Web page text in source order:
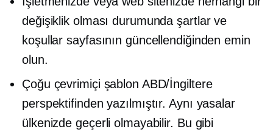
değişiklik olması durumunda şartlar ve
koşullar sayfasının güncellendiğinden emin
olun.
Çoğu çevrimiçi şablon ABD/İngiltere
perspektifinden yazılmıştır. Aynı yasalar
ülkenizde geçerli olmayabilir. Bu gibi